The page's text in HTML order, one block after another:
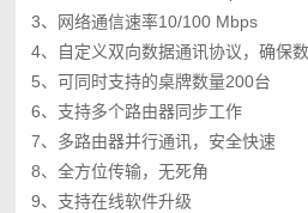
3、网络通信速率10/100 Mbps
4、自定义双向数据通讯协议，确保
5、可同时支持的桌牌数量200台
6、支持多个路由器同步工作
7、多路由器并行通讯，安全快速
8、全方位传输，无死角
9、支持在线软件升级